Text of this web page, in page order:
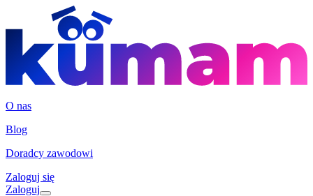
O nas
Blog
Doradcy zawodowi
Zaloguj się
Zaloguj